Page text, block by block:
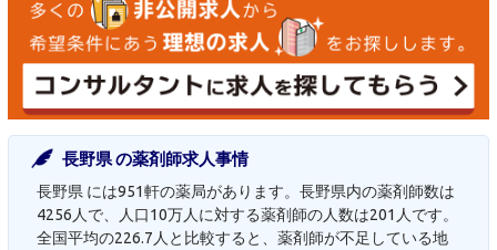
長野県 の薬剤師求人事情
長野県 には951軒の薬局があります。長野県内の薬剤師数は
4256人で、人口10万人に対する薬剤師の人数は201人です。
全国平均の226.7人と比較すると、薬剤師が不足している地